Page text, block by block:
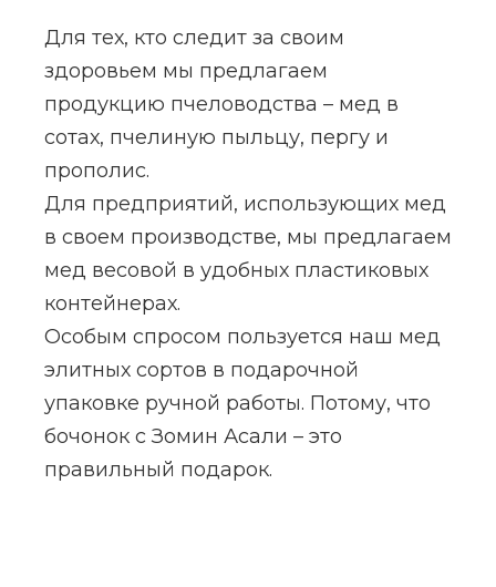
Для тех, кто следит за своим
здоровьем мы предлагаем
продукцию пчеловодства – мед в
сотах, пчелиную пыльцу, пергу и
прополис.
Для предприятий, использующих мед
в своем производстве, мы предлагаем
мед весовой в удобных пластиковых
контейнерах.
Особым спросом пользуется наш мед
элитных сортов в подарочной
упаковке ручной работы. Потому, что
бочонок с Зомин Асали – это
правильный подарок.